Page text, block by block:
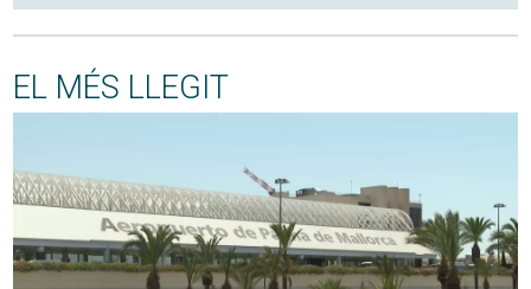
EL MÉS LLEGIT